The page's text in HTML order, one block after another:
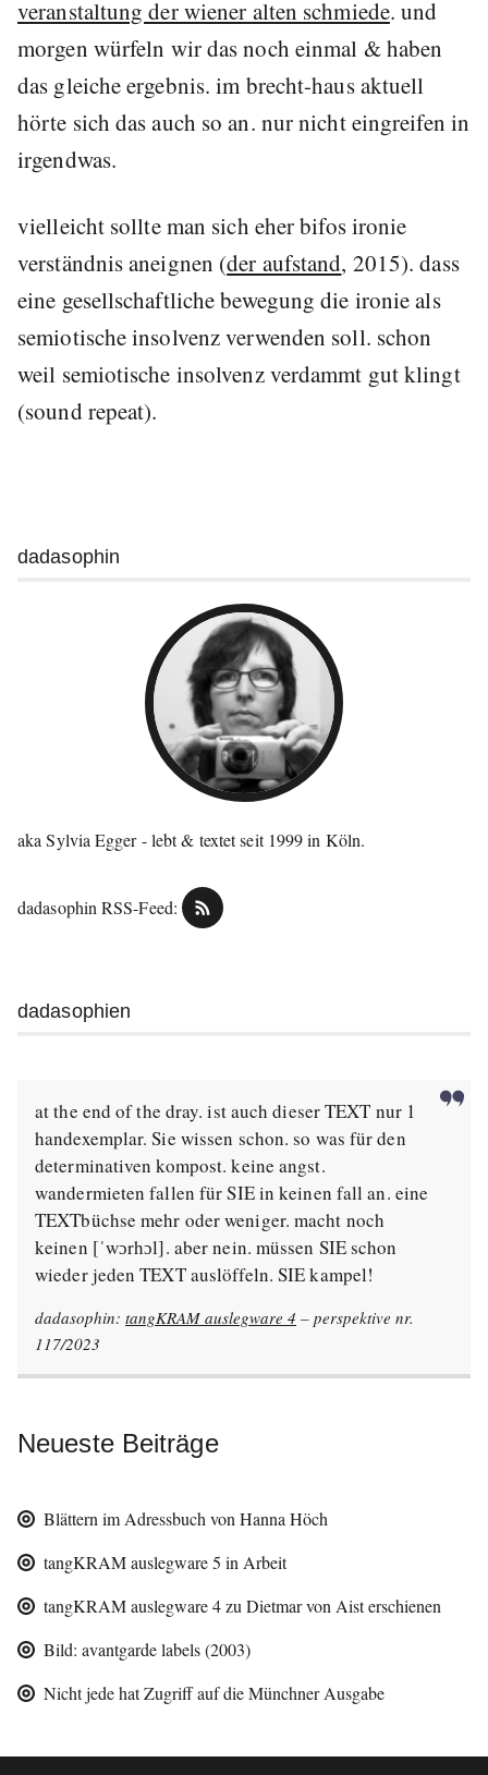
veranstaltung der wiener alten schmiede. und
morgen würfeln wir das noch einmal & haben
das gleiche ergebnis. im brecht-haus aktuell
hörte sich das auch so an. nur nicht eingreifen in
irgendwas.
vielleicht sollte man sich eher bifos ironie
verständnis aneignen (der aufstand, 2015). dass
eine gesellschaftliche bewegung die ironie als
semiotische insolvenz verwenden soll. schon
weil semiotische insolvenz verdammt gut klingt
(sound repeat).
Weitere
dadasophin
aka Sylvia Egger - lebt & textet seit 1999 in Köln.
dadasophin RSS-Feed:
dadasophien
at the end of the dray. ist auch dieser TEXT nur 1
handexemplar. Sie wissen schon. so was für den
determinativen kompost. keine angst.
wandermieten fallen für SIE in keinen fall an. eine
TEXTbüchse mehr oder weniger. macht noch
keinen [ˈwɔrhɔl]. aber nein. müssen SIE schon
wieder jeden TEXT auslöffeln. SIE kampel!
dadasophin: tangKRAM auslegware 4 – perspektive nr.
117/2023
Neueste Beiträge
Blättern im Adressbuch von Hanna Höch
tangKRAM auslegware 5 in Arbeit
tangKRAM auslegware 4 zu Dietmar von Aist erschienen
Bild: avantgarde labels (2003)
Nicht jede hat Zugriff auf die Münchner Ausgabe